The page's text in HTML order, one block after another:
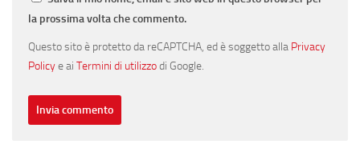
la prossima volta che commento.
Questo sito è protetto da reCAPTCHA, ed è soggetto alla Privacy
Policye ai Termini di utilizzodi Google.